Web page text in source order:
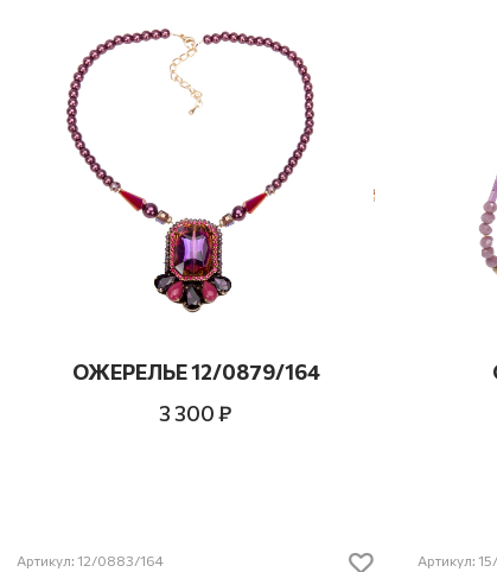
ОЖЕРЕЛЬЕ 12/0879/164
3 300 ₽
Артикул: 12/0883/164 Артикул: